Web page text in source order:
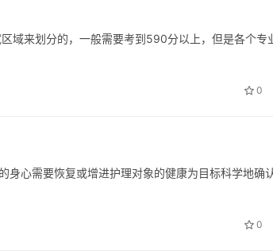
域来划分的，一般需要考到590分以上，但是各个专
0
身心需要恢复或增进护理对象的健康为目标科学地确
0